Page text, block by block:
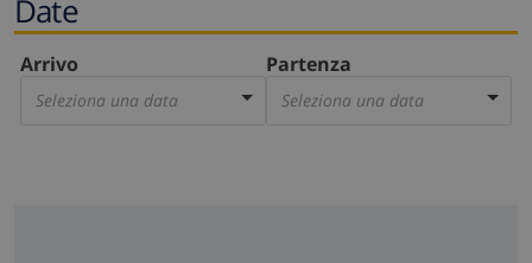
Date
Arrivo
Seleziona una data
Partenza
Seleziona una data